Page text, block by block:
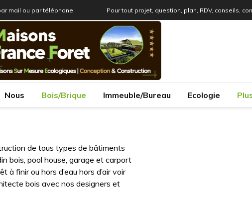
mail ou par téléphone. Pour tout projet, question, plan, RDV, conseils,
Nous Bois/Brique Immeuble/Bureau Ecologie
de tous types de bâtiments
bois, pool house, garage et carport
à finir ou hors d’eau hors d’air voir
bois avec nos designers et